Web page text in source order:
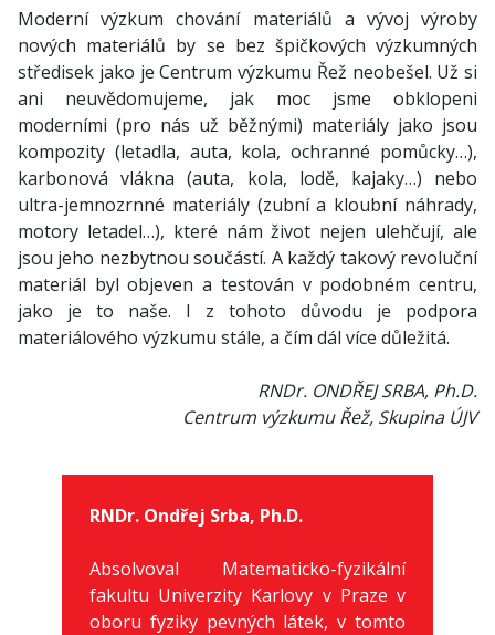
Moderní výzkum chování materiálů a vývoj výroby
nových materiálů by se bez špičkových výzkumných
středisek jako je Centrum výzkumu Řež neobešel. Už si
ani neuvědomujeme, jak moc jsme obklopeni
moderními (pro nás už běžnými) materiály jako jsou
kompozity (letadla, auta, kola, ochranné pomůcky…),
karbonová vlákna (auta, kola, lodě, kajaky…) nebo
ultra-jemnozrnné materiály (zubní a kloubní náhrady,
motory letadel…), které nám život nejen ulehčují, ale
jsou jeho nezbytnou součástí. A každý takový revoluční
materiál byl objeven a testován v podobném centru,
jako je to naše. I z tohoto důvodu je podpora
materiálového výzkumu stále, a čím dál více důležitá.
RNDr. ONDŘEJ SRBA, Ph.D.
Centrum výzkumu Řež, Skupina ÚJV
RNDr. Ondřej Srba, Ph.D.
Absolvoval Matematicko-fyzikální
fakultu Univerzity Karlovy v Praze v
oboru fyziky pevných látek, v tomto